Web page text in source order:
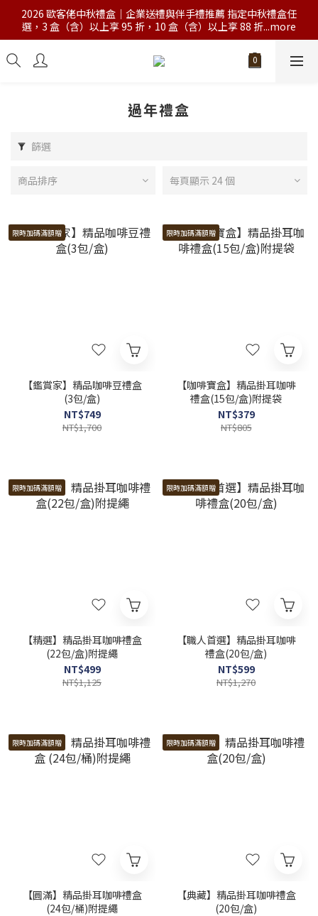
2026 歐客佬中秋禮盒｜企業送禮與伴手禮推薦 指定中秋禮盒任
選，3 盒（含）以上享 95 折，10 盒（含）以上享 88 折...more
過年禮盒
篩選
商品排序 每頁顯示 24 個
限時加碼滿額贈
【鑑賞家】精品咖啡豆禮盒
(3包/盒)
NT$749
NT$1,700
限時加碼滿額贈
【咖啡寶盒】精品掛耳咖啡
禮盒(15包/盒)附提袋
NT$379
NT$805
限時加碼滿額贈
【精選】精品掛耳咖啡禮盒
(22包/盒)附提繩
NT$499
NT$1,125
限時加碼滿額贈
【職人首選】精品掛耳咖啡
禮盒(20包/盒)
NT$599
NT$1,270
限時加碼滿額贈
【圓滿】精品掛耳咖啡禮盒
(24包/桶)附提繩
限時加碼滿額贈
【典藏】精品掛耳咖啡禮盒
(20包/盒)